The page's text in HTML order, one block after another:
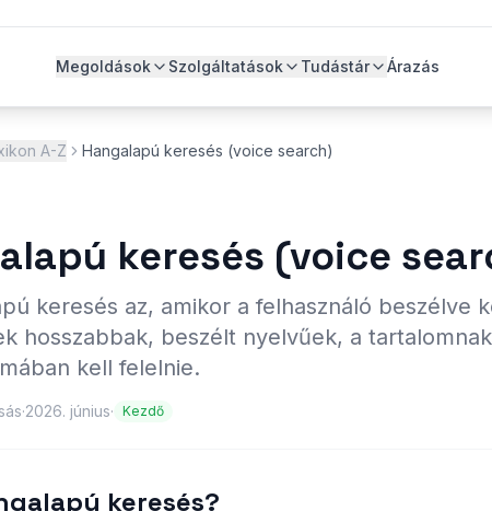
Megoldások Szolgáltatások Tudástár Árazás
A-Z Hangalapú keresés (voice search)
keresés (voice
keresés az, amikor a felhasználó beszélve
hosszabbak, beszélt nyelvűek, a
kell felelnie.
·2026. június· Kezdő
keresés?